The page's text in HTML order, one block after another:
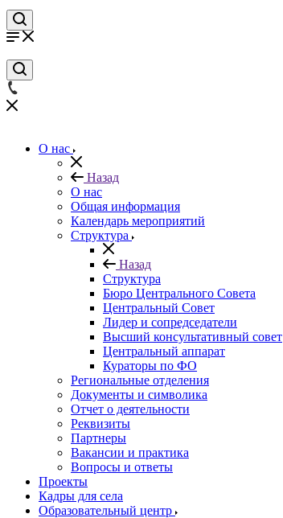
О нас
Назад
О нас
Общая информация
Календарь мероприятий
Структура
Назад
Структура
Бюро Центрального Совета
Центральный Совет
Лидер и сопредседатели
Высший консультативный совет
Центральный аппарат
Кураторы по ФО
Региональные отделения
Документы и символика
Отчет о деятельности
Реквизиты
Партнеры
Вакансии и практика
Вопросы и ответы
Проекты
Кадры для села
Образовательный центр